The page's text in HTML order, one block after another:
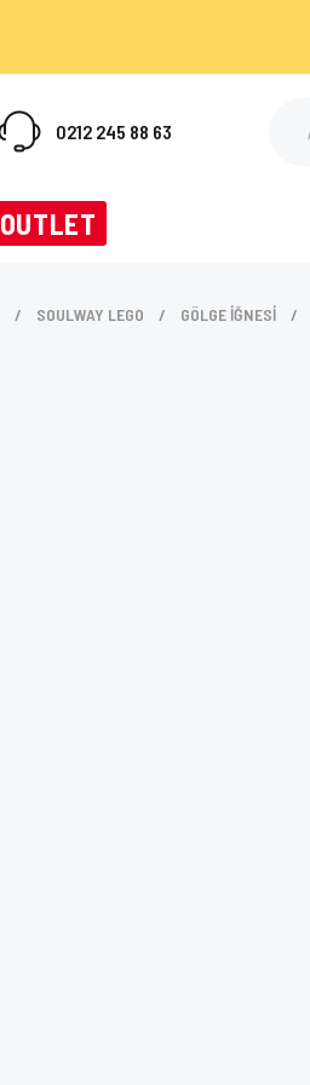
0212 245 88 63
OUTLET
SOULWAY LEGO GÖLGE İĞNESİ